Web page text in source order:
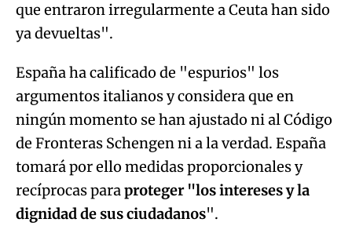
que entraron irregularmente a Ceuta han sido
ya devueltas".
España ha calificado de "espurios" los
argumentos italianos y considera que en
ningún momento se han ajustado ni al Código
de Fronteras Schengen ni a la verdad. España
tomará por ello medidas proporcionales y
recíprocas paraproteger "los intereses y la
dignidad de sus ciudadanos".